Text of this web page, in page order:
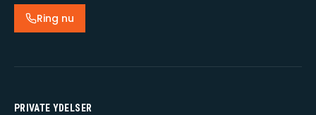
Ring nu
PRIVATE YDELSER